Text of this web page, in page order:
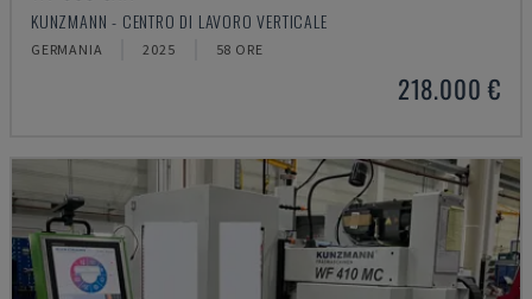
KUNZMANN - CENTRO DI LAVORO VERTICALE
GERMANIA 2025 58 ORE
218.000 €